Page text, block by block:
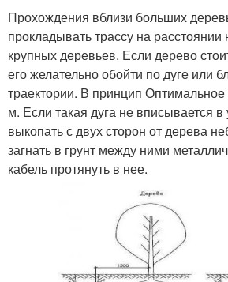
Кабель из эпоксидной
смолы
Кабель для проводки
Безопасность при
прокладке
Прохождения вблизи больших
прокладывать трассу на
крупных деревьев. Если дерево
его желательно обойти по дуге или
траектории. В принцип
м. Если такая дуга не вписывается
выкопать с двух сторон от дерева
загнать в грунт между ними
кабель протянуть в нее.